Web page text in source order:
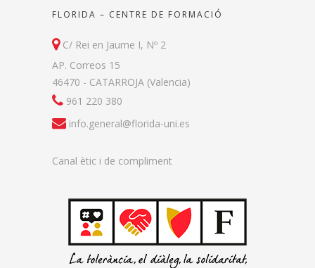
FLORIDA – CENTRE DE FORMACIÓ
C/ Rei en Jaume I, Nº 2
AP. Correos 15
46470 - CATARROJA (Valencia)
961 220 380
info.general@florida-uni.es
Canal ètic i de compliment